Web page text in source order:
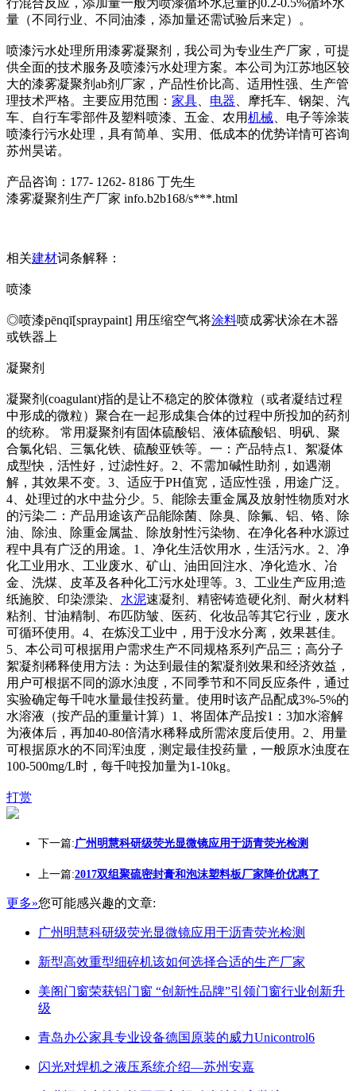
行混合反应，添加量一般为喷漆循环水总量的0.2-0.5%循环水
量（不同行业、不同油漆，添加量还需试验后来定）。
喷漆污水处理所用漆雾凝聚剂，我公司为专业生产厂家，可提
供全面的技术服务及喷漆污水处理方案。本公司为江苏地区较
大的漆雾凝聚剂ab剂厂家，产品性价比高、适用性强、生产管
理技术严格。主要应用范围： 家具 电器 、摩托车、钢架、汽
车、自行车零部件及塑料喷漆、五金、农用机械 、电子等涂装
喷漆行污水处理，具有简单、实用、低成本的优势详情可咨询
苏州昊诺。
产品咨询：177- 1262- 8186 丁先生
漆雾凝聚剂生产厂家 info.b2b168/s***.html
相关建材词条解释：
喷漆
◎喷漆pēnqī[spraypaint] 用压缩空气将涂料喷成雾状涂在木器
或铁器上
凝聚剂
凝聚剂(coagulant)指的是让不稳定的胶体微粒（或者凝结过程
中形成的微粒）聚合在一起形成集合体的过程中所投加的药剂
的统称。 常用凝聚剂有固体硫酸铝、液体硫酸铝、明矾、聚
合氯化铝、三氯化铁、硫酸亚铁等。一：产品特点1、絮凝体
成型快，活性好，过滤性好。2、不需加碱性助剂，如遇潮
解，其效果不变。3、适应于PH值宽，适应性强，用途广泛。
4、处理过的水中盐分少。5、能除去重金属及放射性物质对水
的污染二：产品用途该产品能除菌、除臭、除氟、铝、铬、除
油、除浊、除重金属盐、除放射性污染物、在净化各种水源过
程中具有广泛的用途。1、净化生活饮用水，生活污水。2、净
化工业用水、工业废水、矿山、油田回注水、净化造水、冶
金、洗煤、皮革及各种化工污水处理等。3、工业生产应用;造
纸施胶、印染漂染、 水泥速凝剂、精密铸造硬化剂、耐火材料
粘剂、甘油精制、布匹防皱、医药、化妆品等其它行业，废水
可循环使用。4、在炼没工业中，用于没水分离，效果甚佳。
5、本公司可根据用户需求生产不同规格系列产品三；高分子
絮凝剂稀释使用方法：为达到最佳的絮凝剂效果和经济效益，
用户可根据不同的源水浊度，不同季节和不同反应条件，通过
实验确定每千吨水量最佳投药量。使用时该产品配成3%-5%的
水溶液（按产品的重量计算）1、将固体产品按1：3加水溶解
为液体后，再加40-80倍清水稀释成所需浓度后使用。2、用量
可根据原水的不同浑浊度，测定最佳投药量，一般原水浊度在
100-500mg/L时，每千吨投加量为1-10kg。
打赏
下一篇:广州明慧科研级荧光显微镜应用于沥青荧光检测
上一篇:2017双组聚硫密封膏和泡沫塑料板厂家降价优惠了
更多»您可能感兴趣的文章:
广州明慧科研级荧光显微镜应用于沥青荧光检测
新型高效重型细碎机该如何选择合适的生产厂家
美阁门窗荣获铝门窗 “创新性品牌”引领门窗行业创新升
级
青岛办公家具专业设备德国原装的威力Unicontrol6
闪光对焊机之液压系统介绍—苏州安嘉